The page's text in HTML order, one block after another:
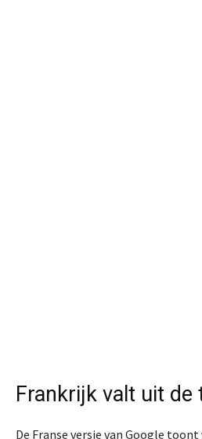
Frankrijk valt uit de
De Franse versie van Google